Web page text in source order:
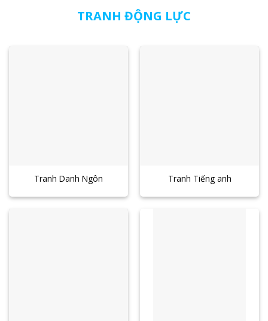
TRANH ĐỘNG LỰC
Tranh Danh Ngôn Tranh Tiếng anh